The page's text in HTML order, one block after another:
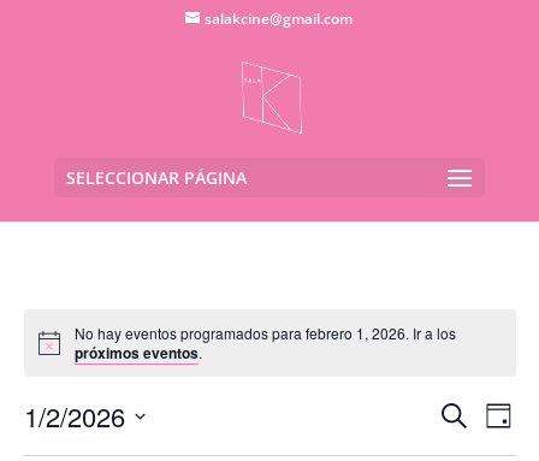
salakcine@gmail.com
SELECCIONAR PÁGINA
No hay eventos programados para febrero 1, 2026. Ir a los
próximos eventos.
de
Buscar
de
Día
1/2/2026